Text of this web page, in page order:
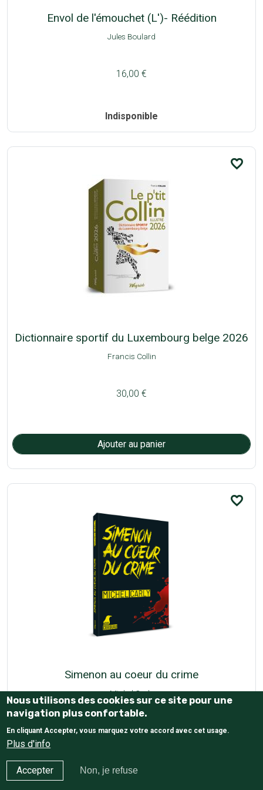
Envol de l'émouchet (L')- Réédition
Jules Boulard
16,00 €
Indisponible
favorite_border
Dictionnaire sportif du Luxembourg belge 2026
Francis Collin
30,00 €
favorite_border
Simenon au coeur du crime
Michel Carly
20,00 €
Nous utilisons des cookies sur ce site pour une
navigation plus confortable.
En cliquant Accepter, vous marquez votre accord avec cet usage.
Plus d'info
Accepter Non, je refuse